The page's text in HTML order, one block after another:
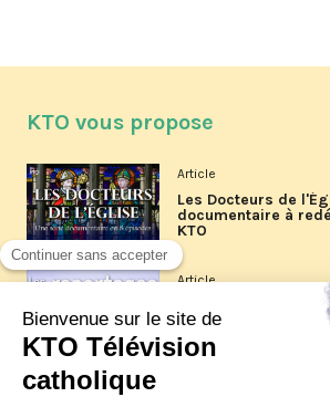
KTO vous propose
Article
Les Docteurs de
documentaire à
KTO
Article
Les reportages